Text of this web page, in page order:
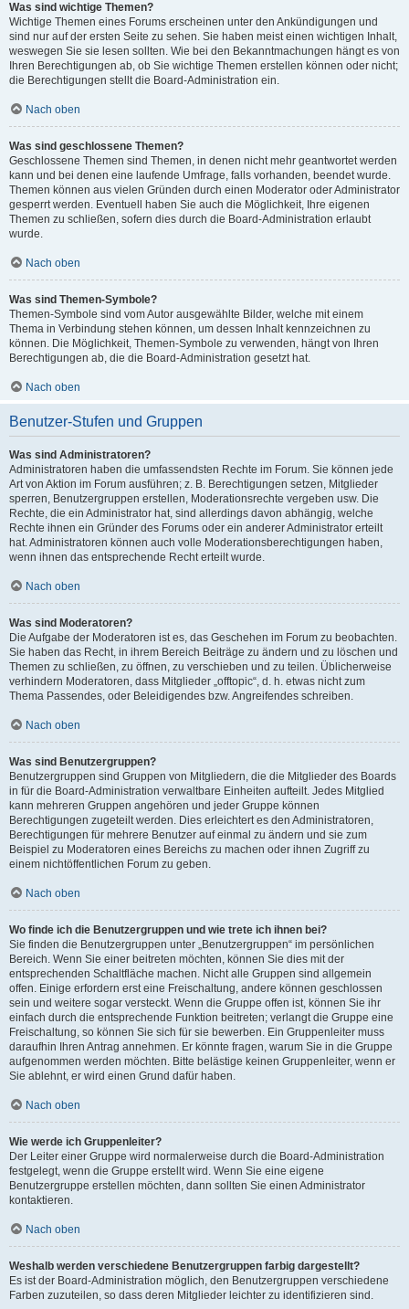
Was sind wichtige Themen?
Wichtige Themen eines Forums erscheinen unter den Ankündigungen und
sind nur auf der ersten Seite zu sehen. Sie haben meist einen wichtigen Inhalt,
weswegen Sie sie lesen sollten. Wie bei den Bekanntmachungen hängt es von
Ihren Berechtigungen ab, ob Sie wichtige Themen erstellen können oder nicht;
die Berechtigungen stellt die Board-Administration ein.
Nach oben
Was sind geschlossene Themen?
Geschlossene Themen sind Themen, in denen nicht mehr geantwortet werden
kann und bei denen eine laufende Umfrage, falls vorhanden, beendet wurde.
Themen können aus vielen Gründen durch einen Moderator oder Administrator
gesperrt werden. Eventuell haben Sie auch die Möglichkeit, Ihre eigenen
Themen zu schließen, sofern dies durch die Board-Administration erlaubt
wurde.
Nach oben
Was sind Themen-Symbole?
Themen-Symbole sind vom Autor ausgewählte Bilder, welche mit einem
Thema in Verbindung stehen können, um dessen Inhalt kennzeichnen zu
können. Die Möglichkeit, Themen-Symbole zu verwenden, hängt von Ihren
Berechtigungen ab, die die Board-Administration gesetzt hat.
Nach oben
Benutzer-Stufen und Gruppen
Was sind Administratoren?
Administratoren haben die umfassendsten Rechte im Forum. Sie können jede
Art von Aktion im Forum ausführen; z. B. Berechtigungen setzen, Mitglieder
sperren, Benutzergruppen erstellen, Moderationsrechte vergeben usw. Die
Rechte, die ein Administrator hat, sind allerdings davon abhängig, welche
Rechte ihnen ein Gründer des Forums oder ein anderer Administrator erteilt
hat. Administratoren können auch volle Moderationsberechtigungen haben,
wenn ihnen das entsprechende Recht erteilt wurde.
Nach oben
Was sind Moderatoren?
Die Aufgabe der Moderatoren ist es, das Geschehen im Forum zu beobachten.
Sie haben das Recht, in ihrem Bereich Beiträge zu ändern und zu löschen und
Themen zu schließen, zu öffnen, zu verschieben und zu teilen. Üblicherweise
verhindern Moderatoren, dass Mitglieder „offtopic“, d. h. etwas nicht zum
Thema Passendes, oder Beleidigendes bzw. Angreifendes schreiben.
Nach oben
Was sind Benutzergruppen?
Benutzergruppen sind Gruppen von Mitgliedern, die die Mitglieder des Boards
in für die Board-Administration verwaltbare Einheiten aufteilt. Jedes Mitglied
kann mehreren Gruppen angehören und jeder Gruppe können
Berechtigungen zugeteilt werden. Dies erleichtert es den Administratoren,
Berechtigungen für mehrere Benutzer auf einmal zu ändern und sie zum
Beispiel zu Moderatoren eines Bereichs zu machen oder ihnen Zugriff zu
einem nichtöffentlichen Forum zu geben.
Nach oben
Wo finde ich die Benutzergruppen und wie trete ich ihnen bei?
Sie finden die Benutzergruppen unter „Benutzergruppen“ im persönlichen
Bereich. Wenn Sie einer beitreten möchten, können Sie dies mit der
entsprechenden Schaltfläche machen. Nicht alle Gruppen sind allgemein
offen. Einige erfordern erst eine Freischaltung, andere können geschlossen
sein und weitere sogar versteckt. Wenn die Gruppe offen ist, können Sie ihr
einfach durch die entsprechende Funktion beitreten; verlangt die Gruppe eine
Freischaltung, so können Sie sich für sie bewerben. Ein Gruppenleiter muss
daraufhin Ihren Antrag annehmen. Er könnte fragen, warum Sie in die Gruppe
aufgenommen werden möchten. Bitte belästige keinen Gruppenleiter, wenn er
Sie ablehnt, er wird einen Grund dafür haben.
Nach oben
Wie werde ich Gruppenleiter?
Der Leiter einer Gruppe wird normalerweise durch die Board-Administration
festgelegt, wenn die Gruppe erstellt wird. Wenn Sie eine eigene
Benutzergruppe erstellen möchten, dann sollten Sie einen Administrator
kontaktieren.
Nach oben
Weshalb werden verschiedene Benutzergruppen farbig dargestellt?
Es ist der Board-Administration möglich, den Benutzergruppen verschiedene
Farben zuzuteilen, so dass deren Mitglieder leichter zu identifizieren sind.